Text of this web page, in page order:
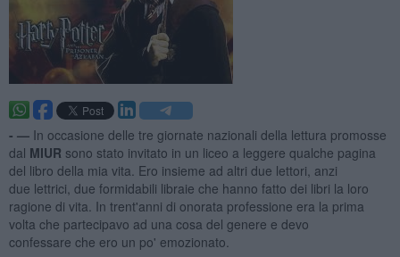
- — In occasione delle tre giornate nazionali della lettura promosse
dal MIUR sono stato invitato in un liceo a leggere qualche pagina
del libro della mia vita. Ero insieme ad altri due lettori, anzi
due lettrici, due formidabili libraie che hanno fatto dei libri la loro
ragione di vita. In trent'anni di onorata professione era la prima
volta che partecipavo ad una cosa del genere e devo
confessare che ero un po' emozionato.